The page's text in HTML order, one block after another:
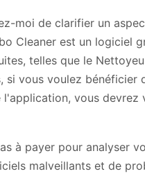
moi de clarifier un
Cleaner est un logiciel
telles que le
si vous voulez bénéficier
vous devrez
à payer pour analyser
malveillants et de